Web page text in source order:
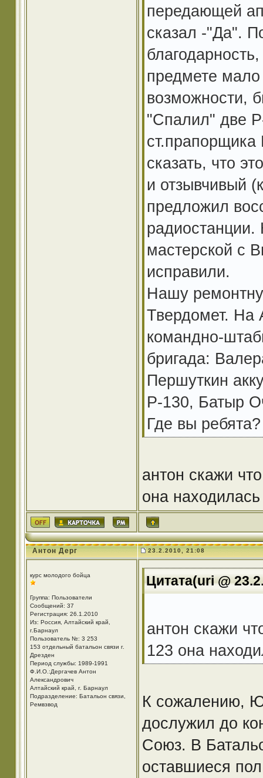
передающей
сказал -"Да".
предмете мало
возможности,
"Спалил" две
сказать, что
и отзывчивый
предложил
радиостанции.
мастерской с
исправили.
Нашу
Твердомет. На
командно-
бригада:
Першуткин
Р-130, Батыр
Где вы
антон скажи
она
Антон Дерг 23.2.2010, 21:08
курс молодого бойца
Группа: Пользователи
Сообщений: 37
Регистрация: 26.1.2010
Из: Россия, Алтайский край,
г.Барнаул
Пользователь №: 3 253
153 отдельный батальон связи г.
Дрезден
Период службы: 1989-1991
Ф.И.О.:Дергачев Антон
Александрович
Алтайский край, г. Барнаул
Подразделение: Батальон связи,
Ремвзвод
Цитата(uri @
антон скажи
123 она
К сожалению,
дослужил до
Союз. В
оставшиеся